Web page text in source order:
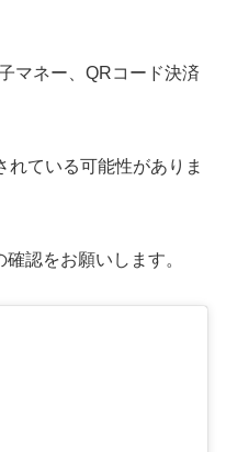
マネー、QRコード決済
れている可能性がありま
認をお願いします。